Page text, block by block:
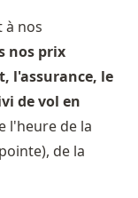
à nos
nos prix
l'assurance, le
de vol en
l'heure de la
de la